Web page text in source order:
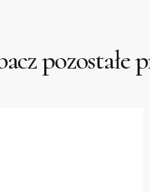
pozostałe